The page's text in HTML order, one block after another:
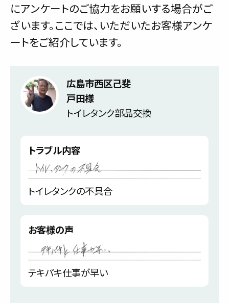
にアンケートのご協力をお願いする場合がご
ざいます。ここでは、いただいたお客様アンケ
ートをご紹介しています。
広島市西区己斐
戸田様
トイレタンク部品交換
トラブル内容
トイレタンクの不具合
お客様の声
テキパキ仕事が早い